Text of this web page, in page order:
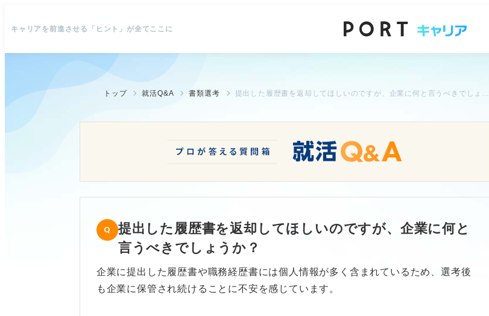
キャリアを前進させる「ヒント」が全てここに
トップ 就活Q&A 書類選考 提出した履歴書を返却してほしいのですが、企業に何と言うべきでしょうか？
提出した履歴書を返却してほしいのですが、企業に何と
言うべきでしょうか？
企業に提出した履歴書や職務経歴書には個人情報が多く含まれているため、選考後
も企業に保管され続けることに不安を感じています。